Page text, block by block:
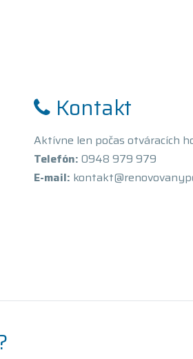
Kontakt
Aktívne len počas otváracích
Telefón: 0948 979 979
E-mail: